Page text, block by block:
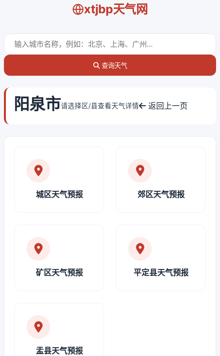
xtjbp天气网
查询天气
阳泉市请选择区/县查看天气详情 返回上一页
城区天气预报 郊区天气预报
矿区天气预报 平定县天气预报
盂县天气预报